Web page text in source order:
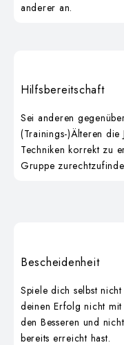
anderer an.
Hilfsbereitschaft
Sei anderen
(Trainings-)Älteren
Techniken korrekt zu
Gruppe
Bescheidenheit
Spiele dich selbst
deinen Erfolg nicht
den Besseren und
bereits erreicht hast.